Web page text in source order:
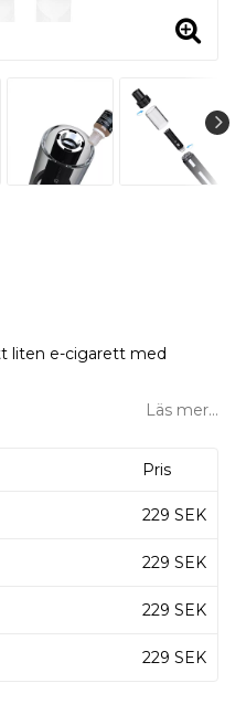
liten e-cigarett med
Läs mer...
Pris
229 SEK
229 SEK
229 SEK
229 SEK